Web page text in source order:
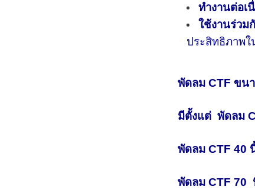
ทำงานต่อเ
ใช้งานร่วม
ประสิทธิภาพใ
พัดลม CTF ขน
มีตั้งแต่ พัดลม
พัดลม CTF 40
พัดลม CTF 70